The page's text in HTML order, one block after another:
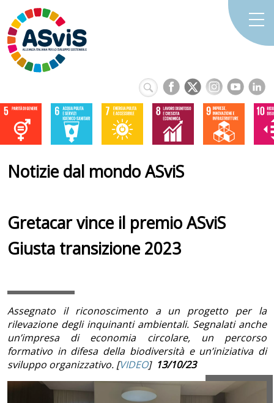
Notizie dal mondo ASviS
Gretacar vince il premio ASviS
Giusta transizione 2023
Assegnato il riconoscimento a un progetto per la
rilevazione degli inquinanti ambientali. Segnalati anche
un’impresa di economia circolare, un percorso
formativo in difesa della biodiversità e un’iniziativa di
sviluppo organizzativo. [VIDEO] 13/10/23